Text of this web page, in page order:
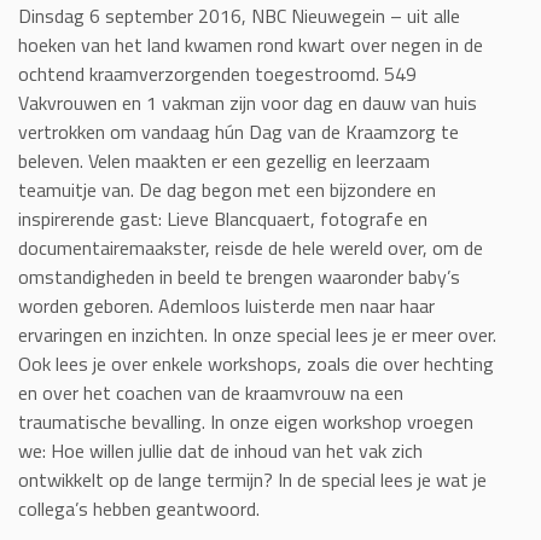
Dinsdag 6 september 2016, NBC Nieuwegein – uit alle
hoeken van het land kwamen rond kwart over negen in de
ochtend kraamverzorgenden toegestroomd. 549
Vakvrouwen en 1 vakman zijn voor dag en dauw van huis
vertrokken om vandaag hún Dag van de Kraamzorg te
beleven. Velen maakten er een gezellig en leerzaam
teamuitje van. De dag begon met een bijzondere en
inspirerende gast: Lieve Blancquaert, fotografe en
documentairemaakster, reisde de hele wereld over, om de
omstandigheden in beeld te brengen waaronder baby’s
worden geboren. Ademloos luisterde men naar haar
ervaringen en inzichten. In onze special lees je er meer over.
Ook lees je over enkele workshops, zoals die over hechting
en over het coachen van de kraamvrouw na een
traumatische bevalling. In onze eigen workshop vroegen
we: Hoe willen jullie dat de inhoud van het vak zich
ontwikkelt op de lange termijn? In de special lees je wat je
collega’s hebben geantwoord.